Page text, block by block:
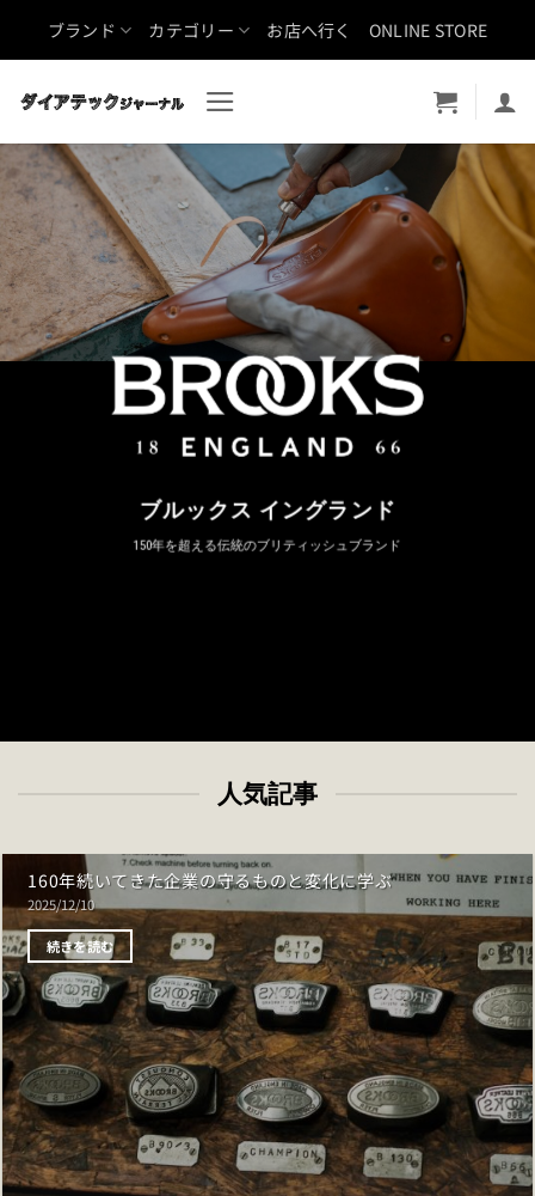
ブランド カテゴリー お店へ行く ONLINE STORE
ブルックス イングランド
150年を超える伝統のブリティッシュブランド
人気記事
160年続いてきた企業の守るものと変化に学ぶ
2025/12/10
続きを読む